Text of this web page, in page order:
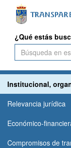
¿Qué estás
Institucional,
Relevancia jurídica
Económico-
Compromisos de